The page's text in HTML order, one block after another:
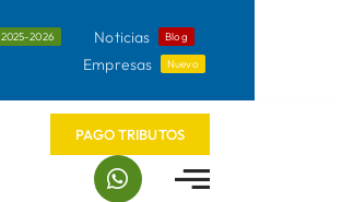
2025-2026 Noticias Blog
Empresas Nuevo
PAGO TRIBUTOS